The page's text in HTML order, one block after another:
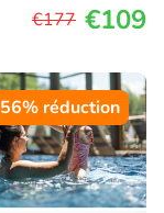
€177 €109
56% réduction